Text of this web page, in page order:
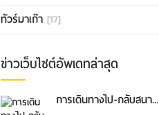
ทัวร์มาเก๊า [17]
ข่าวเว็บไซต์อัพเดทล่าสุด
การเดินทางไป-กลับสนา...